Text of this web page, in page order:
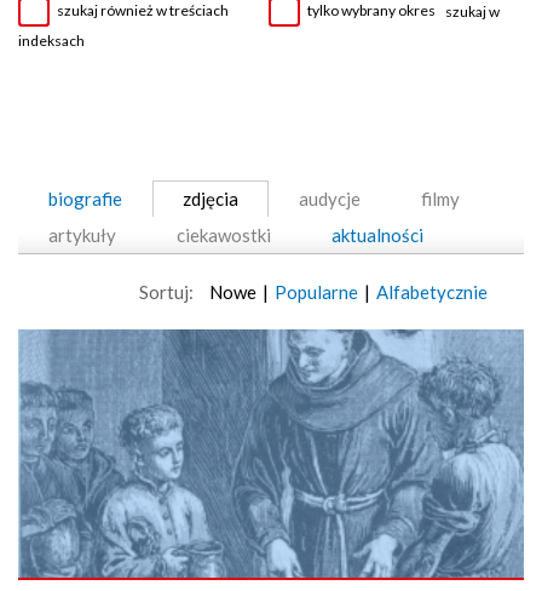
szukaj również w treściach tylko wybrany okres
szukaj w
indeksach
biografie zdjęcia audycje
filmy
artykuły
ciekawostki aktualności
Sortuj: Nowe | Popularne | Alfabetycznie